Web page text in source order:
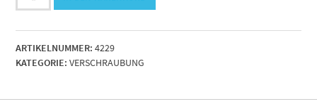
7/8-
14"-
1
ARTIKELNUMMER: 4229
KATEGORIE: VERSCHRAUBUNG